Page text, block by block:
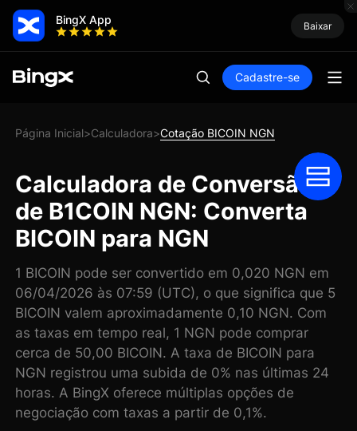
BingX App Baixar
Cadastre-se
Página Inicial>Calculadora>Cotação BICOIN NGN
Calculadora de Conversão
de B1COIN NGN: Converta
BICOIN para NGN
1 BICOIN pode ser convertido em 0,020 NGN em
06/04/2026 às 07:59 (UTC), o que significa que 5
BICOIN valem aproximadamente 0,10 NGN. Com
as taxas em tempo real, 1 NGN pode comprar
cerca de 50,00 BICOIN. A taxa de BICOIN para
NGN registrou uma subida de 0% nas últimas 24
horas. A BingX oferece múltiplas opções de
negociação com taxas a partir de 0,1%.